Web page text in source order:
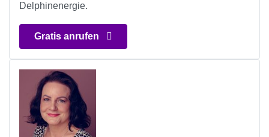
Delphinenergie.
Gratis anrufen